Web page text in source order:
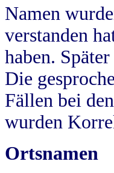
Namen
verstanden
haben.
Die
Fällen bei
wurden
Ortsnamen